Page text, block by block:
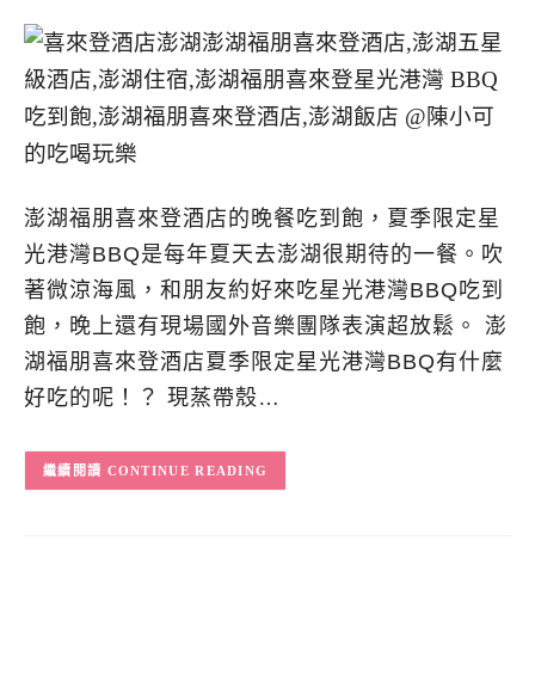
澎湖福朋喜來登酒店的晚餐吃到飽，夏季限定星
光港灣BBQ是每年夏天去澎湖很期待的一餐。吹
著微涼海風，和朋友約好來吃星光港灣BBQ吃到
飽，晚上還有現場國外音樂團隊表演超放鬆。 澎
湖福朋喜來登酒店夏季限定星光港灣BBQ有什麼
好吃的呢！？ 現蒸帶殼…
CONTINUE READING